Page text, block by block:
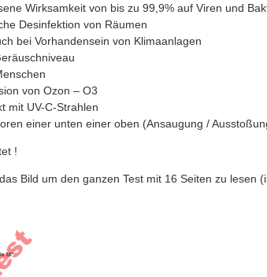
Wirksamkeit von bis zu 99,9% auf Viren und
Desinfektion von Räumen
bei Vorhandensein von Klimaanlagen
von Ozon – O3
mit UV-C-Strahlen
einer unten einer oben (Ansaugung /
!
Bild um den ganzen Test mit 16 Seiten zu lesen